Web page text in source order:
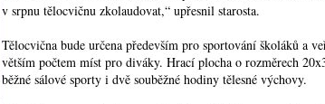
v srpnu tělocvičnu zkolaudovat,“ upřesnil starosta.
Tělocvična bude určena především pro sportování školáků a
větším počtem míst pro diváky. Hrací plocha o rozměrech
běžné sálové sporty i dvě souběžné hodiny tělesné výchovy.